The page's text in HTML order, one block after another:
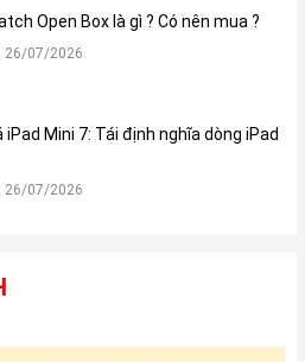
Open Box là gì ? Có nên mua ?
26/07/2026
iPad Mini 7: Tái định nghĩa dòng iPad
26/07/2026